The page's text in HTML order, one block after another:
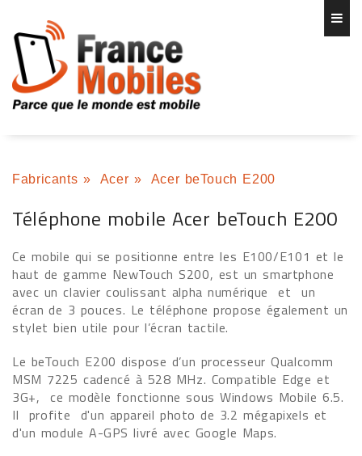
Fabricants » Acer » Acer beTouch E200
Téléphone mobile Acer beTouch E200
Ce mobile qui se positionne entre les E100/E101 et le
haut de gamme NewTouch S200, est un smartphone
avec un clavier coulissant alpha numérique et un
écran de 3 pouces. Le téléphone propose également un
stylet bien utile pour l’écran tactile.
Le beTouch E200 dispose d’un processeur Qualcomm
MSM 7225 cadencé à 528 MHz. Compatible Edge et
3G+, ce modèle fonctionne sous Windows Mobile 6.5.
Il profite d'un appareil photo de 3.2 mégapixels et
d'un module A-GPS livré avec Google Maps.